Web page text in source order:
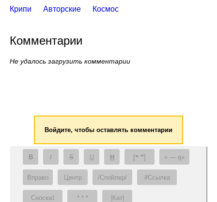
Крипи Авторские Космос
Комментарии
Не удалось загрузить комментарии
Войдите, чтобы оставлять комментарии
B I S U H [❝ ❞] — q
Вправо Центр /Спойлер/ #Ссылка
Сноска1 * * * |Кат|